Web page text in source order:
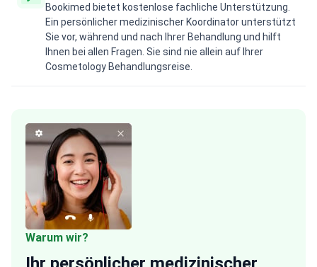
Bookimed bietet kostenlose fachliche Unterstützung.
Ein persönlicher medizinischer Koordinator unterstützt
Sie vor, während und nach Ihrer Behandlung und hilft
Ihnen bei allen Fragen. Sie sind nie allein auf Ihrer
Cosmetology Behandlungsreise.
Warum wir?